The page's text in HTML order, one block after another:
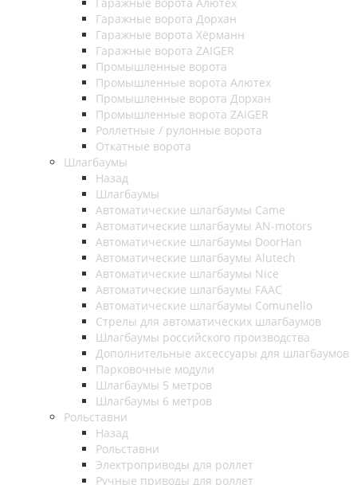
Гаражные ворота Дорхан
Гаражные ворота Хёрманн
Гаражные ворота ZAIGER
Промышленные ворота
Промышленные ворота Алютех
Промышленные ворота Дорхан
Промышленные ворота ZAIGER
Роллетные / рулонные ворота
Откатные ворота
Шлагбаумы
Назад
Шлагбаумы
Автоматические шлагбаумы Came
Автоматические шлагбаумы AN-motors
Автоматические шлагбаумы DoorHan
Автоматические шлагбаумы Alutech
Автоматические шлагбаумы Nice
Автоматические шлагбаумы FAAC
Автоматические шлагбаумы Comunello
Стрелы для автоматических шлагбаумов
Шлагбаумы российского производства
Дополнительные аксессуары для шлагбаумов
Парковочные модули
Шлагбаумы 5 метров
Шлагбаумы 6 метров
Рольставни
Назад
Рольставни
Электроприводы для роллет
Ручные приводы для роллет